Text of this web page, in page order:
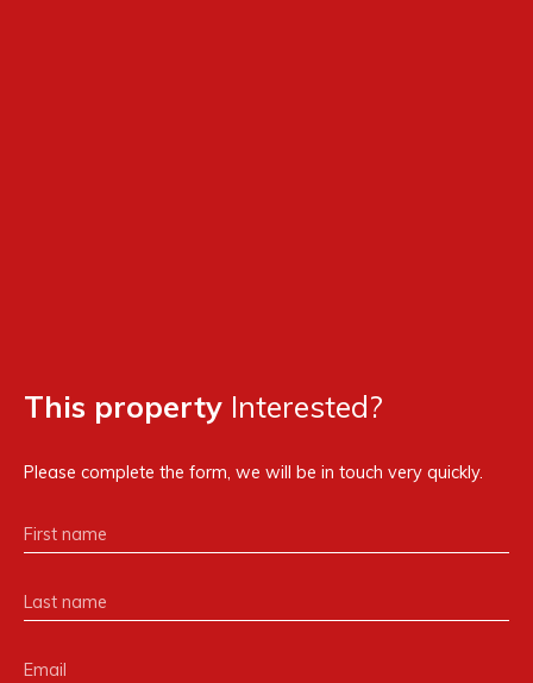
This property Interested?
Please complete the form, we will be in touch very quickly.
First name
Last name
Email